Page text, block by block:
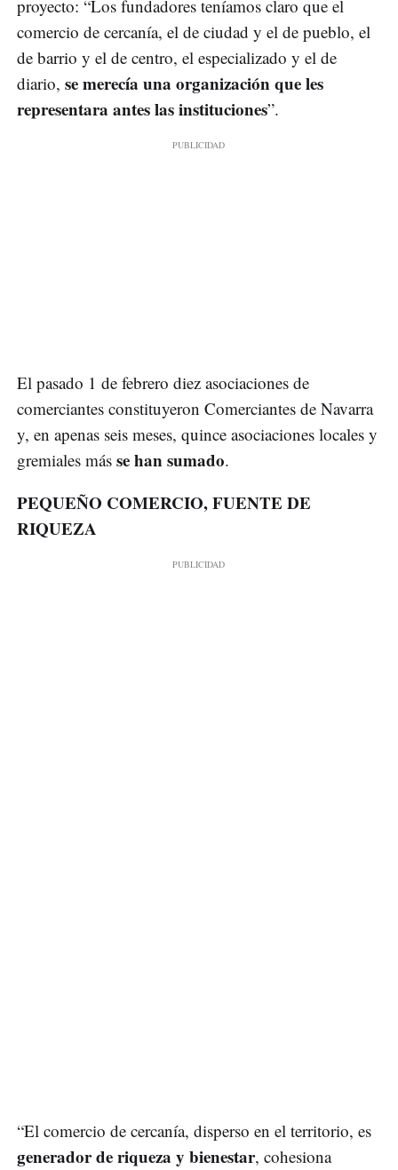
proyecto: “Los fundadores teníamos claro que el
comercio de cercanía, el de ciudad y el de pueblo, el
de barrio y el de centro, el especializado y el de
diario, se merecía una organización que les
representara antes las instituciones”.
El pasado 1 de febrero diez asociaciones de
comerciantes constituyeron Comerciantes de Navarra
y, en apenas seis meses, quince asociaciones locales y
gremiales más se han sumado.
PEQUEÑO COMERCIO, FUENTE DE
RIQUEZA
“El comercio de cercanía, disperso en el territorio, es
generador de riqueza y bienestar, cohesiona